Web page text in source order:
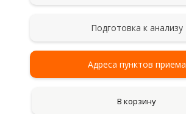
Подготовка к анализу
Адреса пунктов приема
В корзину